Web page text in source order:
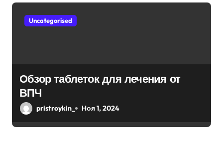
Uncategorised
Обзор таблеток для лечения от
ВПЧ
pristroykin_ Ноя 1, 2024